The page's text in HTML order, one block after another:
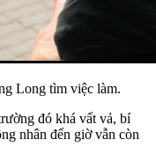
Long tìm việc làm.
đó khá vất vả, bí
nhân đến giờ vẫn còn